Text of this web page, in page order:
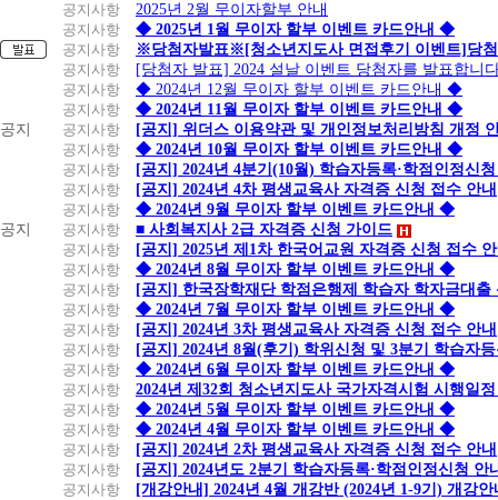
공지사항
2025년 2월 무이자할부 안내
공지사항
◆ 2025년 1월 무이자 할부 이벤트 카드안내 ◆
공지사항
※당첨자발표※[청소년지도사 면접후기 이벤트]당
공지사항
[당첨자 발표] 2024 설날 이벤트 당첨자를 발표합니
공지사항
◆ 2024년 12월 무이자 할부 이벤트 카드안내 ◆
공지사항
◆ 2024년 11월 무이자 할부 이벤트 카드안내 ◆
공지
공지사항
[공지] 위더스 이용약관 및 개인정보처리방침 개정
공지사항
◆ 2024년 10월 무이자 할부 이벤트 카드안내 ◆
공지사항
[공지] 2024년 4분기(10월) 학습자등록·학점인정신
공지사항
[공지] 2024년 4차 평생교육사 자격증 신청 접수 안내
공지사항
◆ 2024년 9월 무이자 할부 이벤트 카드안내 ◆
공지
공지사항
■ 사회복지사 2급 자격증 신청 가이드
공지사항
[공지] 2025년 제1차 한국어교원 자격증 신청 접수
공지사항
◆ 2024년 8월 무이자 할부 이벤트 카드안내 ◆
공지사항
[공지] 한국장학재단 학점은행제 학습자 학자금대출
공지사항
◆ 2024년 7월 무이자 할부 이벤트 카드안내 ◆
공지사항
[공지] 2024년 3차 평생교육사 자격증 신청 접수 안내
공지사항
[공지] 2024년 8월(후기) 학위신청 및 3분기 학습자
공지사항
◆ 2024년 6월 무이자 할부 이벤트 카드안내 ◆
공지사항
2024년 제32회 청소년지도사 국가자격시험 시행일
공지사항
◆ 2024년 5월 무이자 할부 이벤트 카드안내 ◆
공지사항
◆ 2024년 4월 무이자 할부 이벤트 카드안내 ◆
공지사항
[공지] 2024년 2차 평생교육사 자격증 신청 접수 안내
공지사항
[공지] 2024년도 2분기 학습자등록·학점인정신청 안
공지사항
[개강안내] 2024년 4월 개강반 (2024년 1-9기) 개강안